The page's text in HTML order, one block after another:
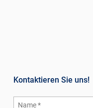
Kontaktieren Sie uns!